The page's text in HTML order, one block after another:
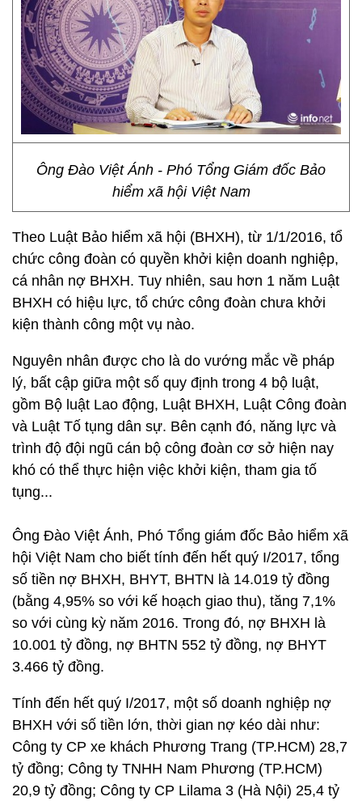
Ông Đào Việt Ánh - Phó Tổng Giám đốc Bảo
hiểm xã hội Việt Nam
Theo Luật Bảo hiểm xã hội (BHXH), từ 1/1/2016, tổ
chức công đoàn có quyền khởi kiện doanh nghiệp,
cá nhân nợ BHXH. Tuy nhiên, sau hơn 1 năm Luật
BHXH có hiệu lực, tổ chức công đoàn chưa khởi
kiện thành công một vụ nào.
Nguyên nhân được cho là do vướng mắc về pháp
lý, bất cập giữa một số quy định trong 4 bộ luật,
gồm Bộ luật Lao động, Luật BHXH, Luật Công đoàn
và Luật Tố tụng dân sự. Bên cạnh đó, năng lực và
trình độ đội ngũ cán bộ công đoàn cơ sở hiện nay
khó có thể thực hiện việc khởi kiện, tham gia tố
tụng...
Ông Đào Việt Ánh, Phó Tổng giám đốc Bảo hiểm xã
hội Việt Nam cho biết tính đến hết quý I/2017, tổng
số tiền nợ BHXH, BHYT, BHTN là 14.019 tỷ đồng
(bằng 4,95% so với kế hoạch giao thu), tăng 7,1%
so với cùng kỳ năm 2016. Trong đó, nợ BHXH là
10.001 tỷ đồng, nợ BHTN 552 tỷ đồng, nợ BHYT
3.466 tỷ đồng.
Tính đến hết quý I/2017, một số doanh nghiệp nợ
BHXH với số tiền lớn, thời gian nợ kéo dài như:
Công ty CP xe khách Phương Trang (TP.HCM) 28,7
tỷ đồng; Công ty TNHH Nam Phương (TP.HCM)
20,9 tỷ đồng; Công ty CP Lilama 3 (Hà Nội) 25,4 tỷ